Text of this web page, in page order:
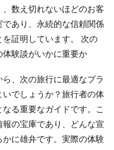
数え切れないほどのお客
あり、永続的な信頼関係
証明しています。 次の
験談がいかに重要か
、次の旅行に最適なプラ
でしょうか？旅行者の体
る重要なガイドです。こ
の宝庫であり、どんな宣
に雄弁です。実際の体験